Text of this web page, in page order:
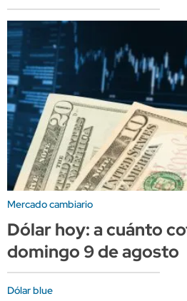
Mercado cambiario
Dólar hoy: a cuánto
domingo 9 de agosto
Dólar blue